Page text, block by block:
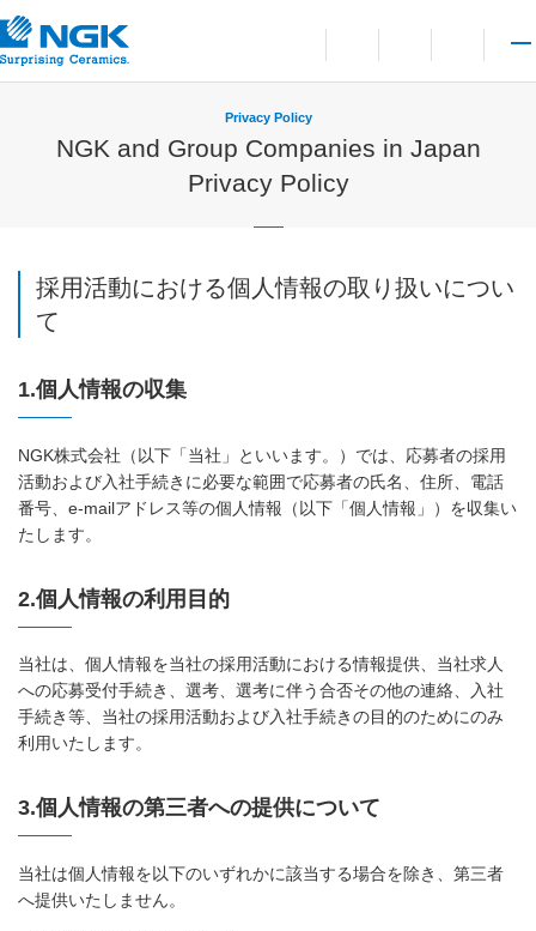
Open language
Open site search
Open
Privacy Policy
NGK and Group Companies in Japan
Privacy Policy
採用活動における個人情報の取り扱いについ
て
1.個人情報の収集
NGK株式会社（以下「当社」といいます。）では、応募者の採用
活動および入社手続きに必要な範囲で応募者の氏名、住所、電話
番号、e-mailアドレス等の個人情報（以下「個人情報」）を収集い
たします。
2.個人情報の利用目的
当社は、個人情報を当社の採用活動における情報提供、当社求人
への応募受付手続き、選考、選考に伴う合否その他の連絡、入社
手続き等、当社の採用活動および入社手続きの目的のためにのみ
利用いたします。
3.個人情報の第三者への提供について
当社は個人情報を以下のいずれかに該当する場合を除き、第三者
へ提供いたしません。